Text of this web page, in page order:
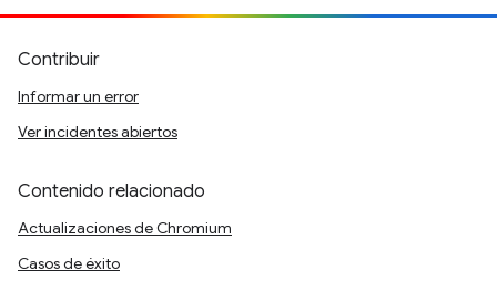
Contribuir
Informar un error
Ver incidentes abiertos
Contenido relacionado
Actualizaciones de Chromium
Casos de éxito